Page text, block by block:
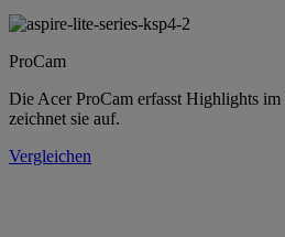
ProCam
Die Acer ProCam erfasst Highlights im
zeichnet sie auf.
Vergleichen